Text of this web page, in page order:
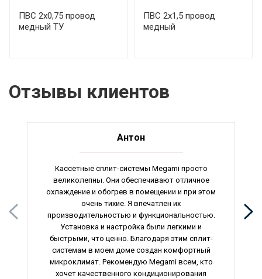
ПВС 2х0,75 провод
медный ТУ
ПВС 2х1,5 провод
медный
Отзывы клиентов
Антон
Кассетные сплит-системы Megami просто
великолепны. Они обеспечивают отличное
охлаждение и обогрев в помещении и при этом
очень тихие. Я впечатлен их
производительностью и функциональностью.
Установка и настройка были легкими и
быстрыми, что ценно. Благодаря этим сплит-
системам в моем доме создан комфортный
микроклимат. Рекомендую Megami всем, кто
хочет качественного кондиционирования